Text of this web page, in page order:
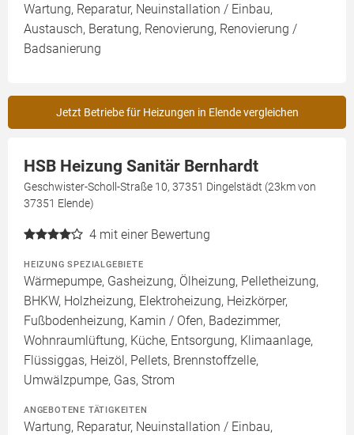
Wartung, Reparatur, Neuinstallation / Einbau,
Austausch, Beratung, Renovierung, Renovierung /
Badsanierung
Jetzt Betriebe für Heizungen in Elende vergleichen
HSB Heizung Sanitär Bernhardt
Geschwister-Scholl-Straße 10, 37351 Dingelstädt (23km von
37351 Elende)
4 mit einer Bewertung
HEIZUNG SPEZIALGEBIETE
Wärmepumpe, Gasheizung, Ölheizung, Pelletheizung,
BHKW, Holzheizung, Elektroheizung, Heizkörper,
Fußbodenheizung, Kamin / Ofen, Badezimmer,
Wohnraumlüftung, Küche, Entsorgung, Klimaanlage,
Flüssiggas, Heizöl, Pellets, Brennstoffzelle,
Umwälzpumpe, Gas, Strom
ANGEBOTENE TÄTIGKEITEN
Wartung, Reparatur, Neuinstallation / Einbau,